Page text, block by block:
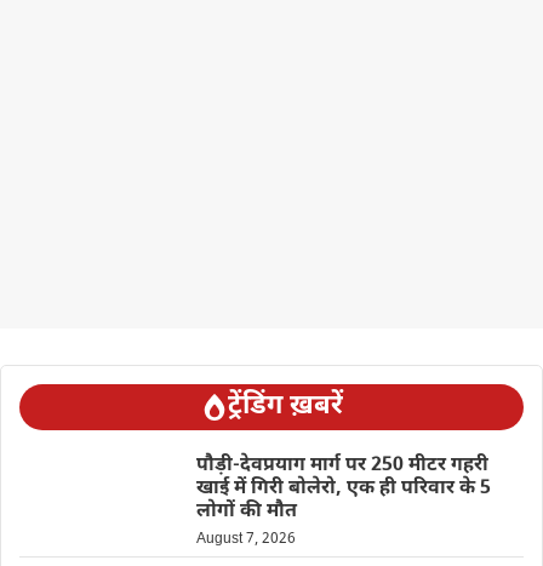
ट्रेंडिंग ख़बरें
पौड़ी-देवप्रयाग मार्ग पर 250 मीटर गहरी
खाई में गिरी बोलेरो, एक ही परिवार के 5
लोगों की मौत
August 7, 2026